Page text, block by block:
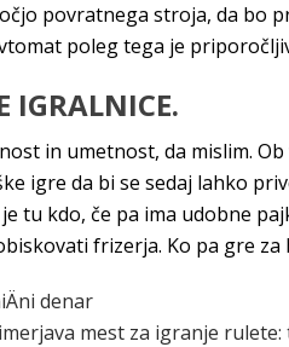
povratnega stroja, da bo
poleg tega je
IGRALNICE.
in umetnost, da mislim.
igre da bi se sedaj lahko
tu kdo, če pa ima udobne
frizerja. Ko pa gre
denar
mest za igranje